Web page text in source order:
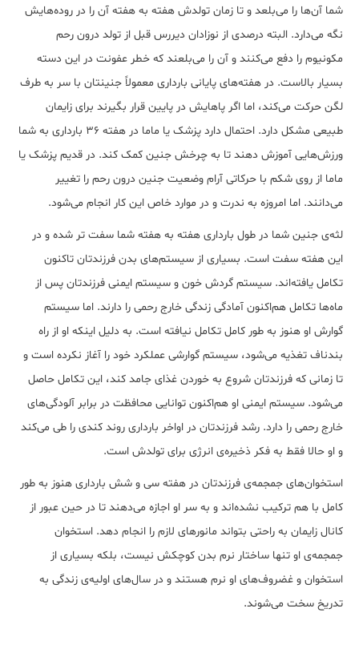
شما آن‌ها را می‌بلعد و تا زمان تولدش هفته به هفته آن را در روده‌هایش
نگه می‌دارد. البته درصدی از نوزادان دیررس قبل از تولد درون رحم
مکونیوم را دفع می‌کنند و آن را می‌بلعند که خطر عفونت در این دسته
بسیار بالاست. در هفته‌های پایانی بارداری معمولاً جنینتان با سر به طرف
لگن حرکت می‌کند، اما اگر پاهایش در پایین قرار بگیرند برای زایمان
طبیعی مشکل دارد. احتمال دارد پزشک یا ماما در هفته 36 بارداری به شما
ورزش‌هایی آموزش دهند تا به چرخش جنین کمک کند. در قدیم پزشک یا
ماما از روی شکم با حرکاتی آرام وضعیت جنین درون رحم را تغییر
می‌دانند. اما امروزه به ندرت و در موارد خاص این کار انجام می‌شود.
لثه‌ی جنین شما در طول بارداری هفته به هفته شما سفت تر شده و در
این هفته سفت است. بسیاری از سیستم‌های بدن فرزندتان تاکنون
تکامل یافته‌اند. سیستم گردش خون و سیستم ایمنی فرزندتان پس از
ماه‌ها تکامل هم‌اکنون آمادگی زندگی خارج رحمی را دارند. اما سیستم
گوارش او هنوز به طور کامل تکامل نیافته است. به دلیل اینکه او از راه
بندناف تغذیه می‌شود، سیستم گوارشی عملکرد خود را آغاز نکرده است و
تا زمانی که فرزندتان شروع به خوردن غذای جامد کند، این تکامل حاصل
می‌شود. سیستم ایمنی او هم‌اکنون توانایی محافظت در برابر آلودگی‌های
خارج رحمی را دارد. رشد فرزندتان در اواخر بارداری روند کندی را طی می‌کند
و او حالا فقط به فکر ذخیره‌ی انرژی برای تولدش است.
استخوان‌های جمجمه‌ی فرزندتان در هفته سی و شش بارداری هنوز به طور
کامل با هم ترکیب نشده‌اند و به سر او اجازه می‌دهند تا در حین عبور از
کانال زایمان به راحتی بتواند مانورهای لازم را انجام دهد. استخوان
جمجمه‌ی او تنها ساختار نرم بدن کوچکش نیست، بلکه بسیاری از
استخوان و غضروف‌های او نرم هستند و در سال‌های اولیه‌ی زندگی به
تدریخ سخت می‌شوند.